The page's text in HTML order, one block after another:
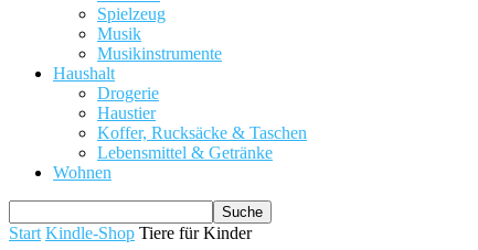
Spielzeug
Musik
Musikinstrumente
Haushalt
Drogerie
Haustier
Koffer, Rucksäcke & Taschen
Lebensmittel & Getränke
Wohnen
Start Kindle-Shop Tiere für Kinder